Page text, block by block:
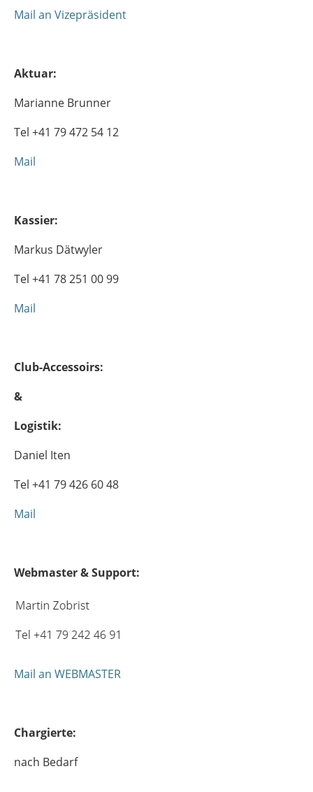
Mail an Vizepräsident
Aktuar:
Marianne Brunner
Tel +41 79 472 54 12
Mail
Kassier:
Markus Dätwyler
Tel +41 78 251 00 99
Mail
Club-Accessoirs:
&
Logistik:
Daniel Iten
Tel +41 79 426 60 48
Mail
Webmaster & Support:
Mail an WEBMASTER
Chargierte:
nach Bedarf